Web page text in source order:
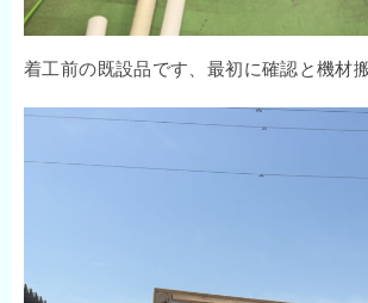
着工前の既設品です、最初に確認と機材